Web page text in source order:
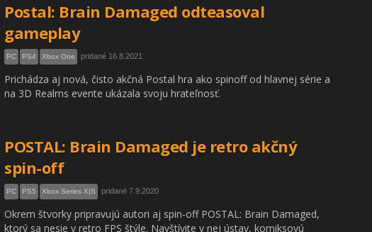
Postal: Brain Damaged odteasoval
gameplay
PC PS4 Xbox One pridané 16.8.2021
Prichádza aj nová, čisto akčná Postal hra ako spinoff od hlavnej série a
na 3D Realms evente ukázala svoju hrateľnosť.
POSTAL: Brain Damaged je retro akčný
spin-off
PC PS5 Xbox Series X|S pridané 7.9.2020
Okrem štvorky pripravujú autori aj spin-off POSTAL: Brain Damaged,
ktorý sa nesie v retro FPS štýle. Navštívite v nej ústav, komiksovú